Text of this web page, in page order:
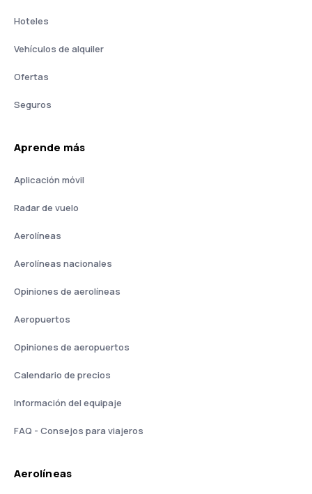
Hoteles
Vehículos de alquiler
Ofertas
Seguros
Aprende más
Aplicación móvil
Radar de vuelo
Aerolíneas
Aerolíneas nacionales
Opiniones de aerolíneas
Aeropuertos
Opiniones de aeropuertos
Calendario de precios
Información del equipaje
FAQ - Consejos para viajeros
Aerolíneas